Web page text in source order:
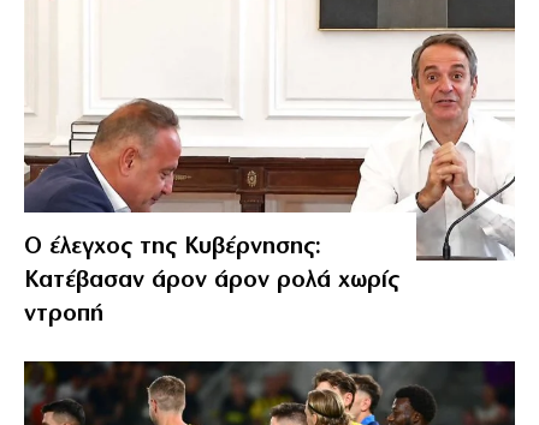
Ο έλεγχος της Κυβέρνησης:
Κατέβασαν άρον άρον ρολά χωρίς
ντροπή